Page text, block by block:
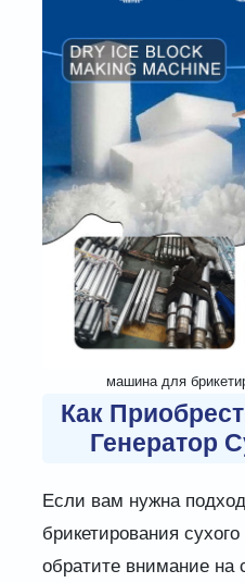
машина для
Как
Генератор
Если вам нужна
брикетирования
обратите внимание